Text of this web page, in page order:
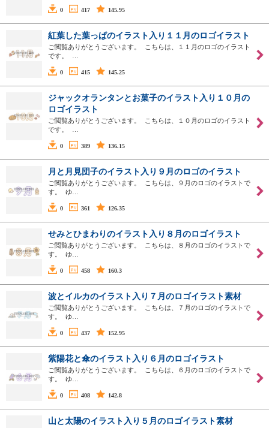
0 417 145.95
紅葉した葉っぱのイラスト入り１１月のロゴイラスト
ご閲覧ありがとうございます。 こちらは、１１月のロゴのイラスト
です。 …
0 415 145.25
ジャックオランタンとお菓子のイラスト入り１０月の
ロゴイラスト
ご閲覧ありがとうございます。 こちらは、１０月のロゴのイラスト
です。 …
0 389 136.15
月と月見団子のイラスト入り９月のロゴのイラスト
ご閲覧ありがとうございます。 こちらは、９月のロゴのイラストで
す。 ゆ…
0 361 126.35
せみとひまわりのイラスト入り８月のロゴイラスト
ご閲覧ありがとうございます。 こちらは、８月のロゴのイラストで
す。 ゆ…
0 458 160.3
波とイルカのイラスト入り７月のロゴイラスト素材
ご閲覧ありがとうございます。 こちらは、７月のロゴのイラストで
す。 ゆ…
0 437 152.95
紫陽花と傘のイラスト入り６月のロゴイラスト
ご閲覧ありがとうございます。 こちらは、６月のロゴのイラストで
す。 ゆ…
0 408 142.8
山と太陽のイラスト入り５月のロゴイラスト素材